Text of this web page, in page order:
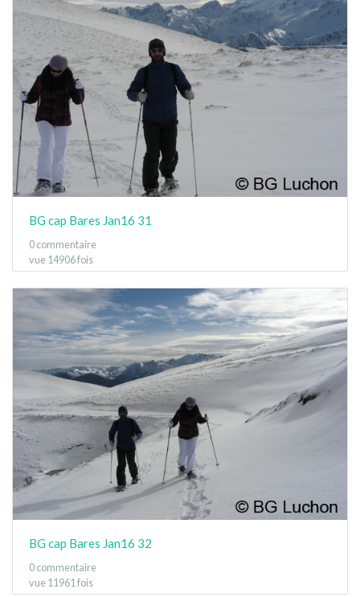
BG cap Bares Jan16 31
0 commentaire
vue 14906 fois
BG cap Bares Jan16 32
0 commentaire
vue 11961 fois